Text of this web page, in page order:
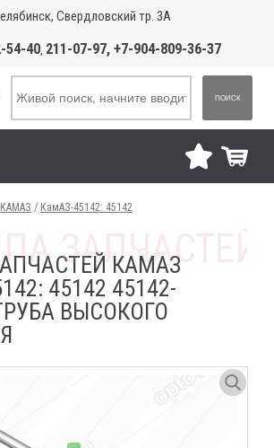
Свердловский тр. 3А
54-40, 211-07-97, +7-904-809-36-37
ПОИСК
КАМАЗ / КамАЗ-45142: 45142
КАМАЗ
45142 45142-
ВЫСОКОГО